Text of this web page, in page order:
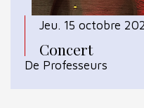
Concert
Jeu. 15 octobre
De Professeurs